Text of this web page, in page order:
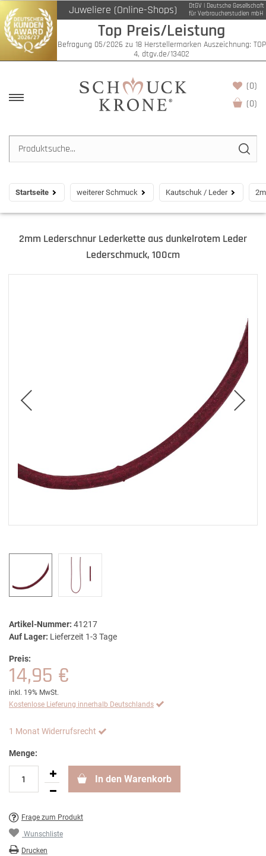
Juweliere (Online-Shops)
DtGV | Deutsche Gesellschaft
für Verbraucherstudien mbH
Top Preis/Leistung
Befragung 05/2026 zu 18 Herstellermarken Auszeichnung: TOP
4, dtgv.de/13402
(0)
(0)
Startseite weiterer Schmuck Kautschuk / Leder
2mm Lederschnur Lederkette aus dunkelrotem Leder
Lederschmuck, 100cm
Artikel-Nummer: 41217
Auf Lager: Lieferzeit 1-3 Tage
Preis:
14,95 €
inkl. 19% MwSt.
Kostenlose Lieferung innerhalb Deutschlands
1 Monat Widerrufsrecht
Menge:
In den Warenkorb
Frage zum Produkt
Wunschliste
Drucken